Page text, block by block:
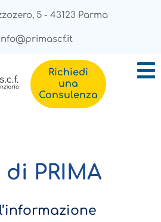
5 - 43123 Parma
Richiedi
una
Consulenza
PRIMA